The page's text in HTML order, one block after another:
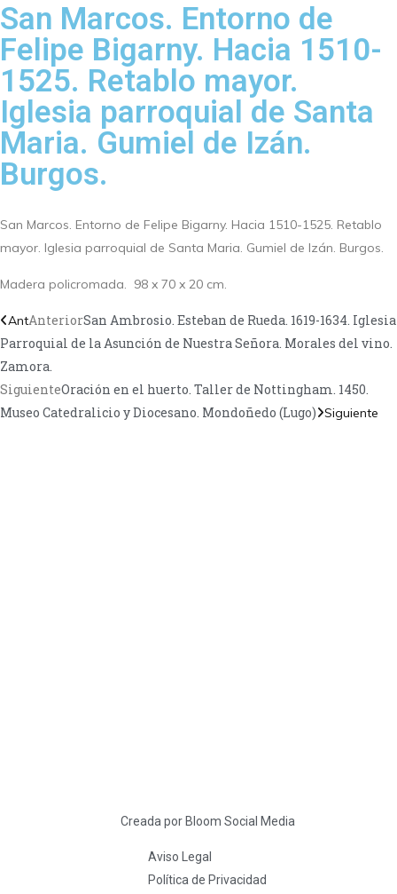
San Marcos. Entorno de
Felipe Bigarny. Hacia 1510-
1525. Retablo mayor.
Iglesia parroquial de Santa
Maria. Gumiel de Izán.
Burgos.
San Marcos. Entorno de Felipe Bigarny. Hacia 1510-1525. Retablo
mayor. Iglesia parroquial de Santa Maria. Gumiel de Izán. Burgos.
Madera policromada. 98 x 70 x 20 cm.
AntAnteriorSan Ambrosio. Esteban de Rueda. 1619-1634. Iglesia
Parroquial de la Asunción de Nuestra Señora. Morales del vino.
Zamora.
SiguienteOración en el huerto. Taller de Nottingham. 1450.
Museo Catedralicio y Diocesano. Mondoñedo (Lugo) Siguiente
Creada por Bloom Social Media
Aviso Legal
Política de Privacidad